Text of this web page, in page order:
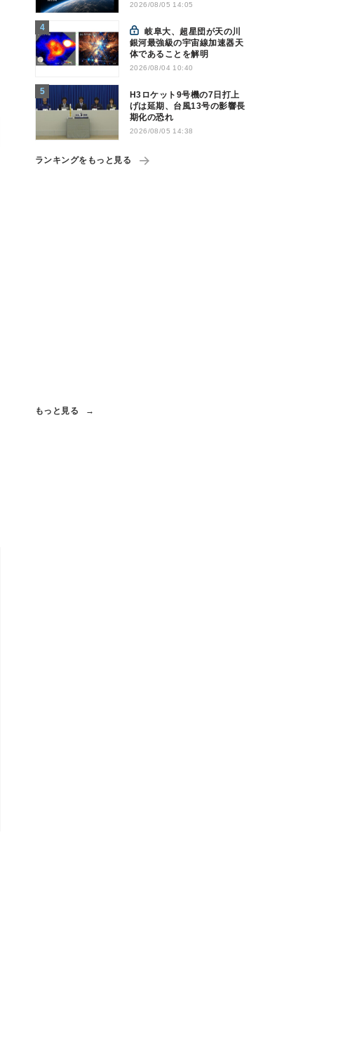
2026/08/05 14:05
岐阜大、超星団が天の川
銀河最強級の宇宙線加速器天
体であることを解明
2026/08/04 10:40
H3ロケット9号機の7日打上
げは延期、台風13号の影響長
期化の恐れ
2026/08/05 14:38
ランキングをもっと見る
もっと見る